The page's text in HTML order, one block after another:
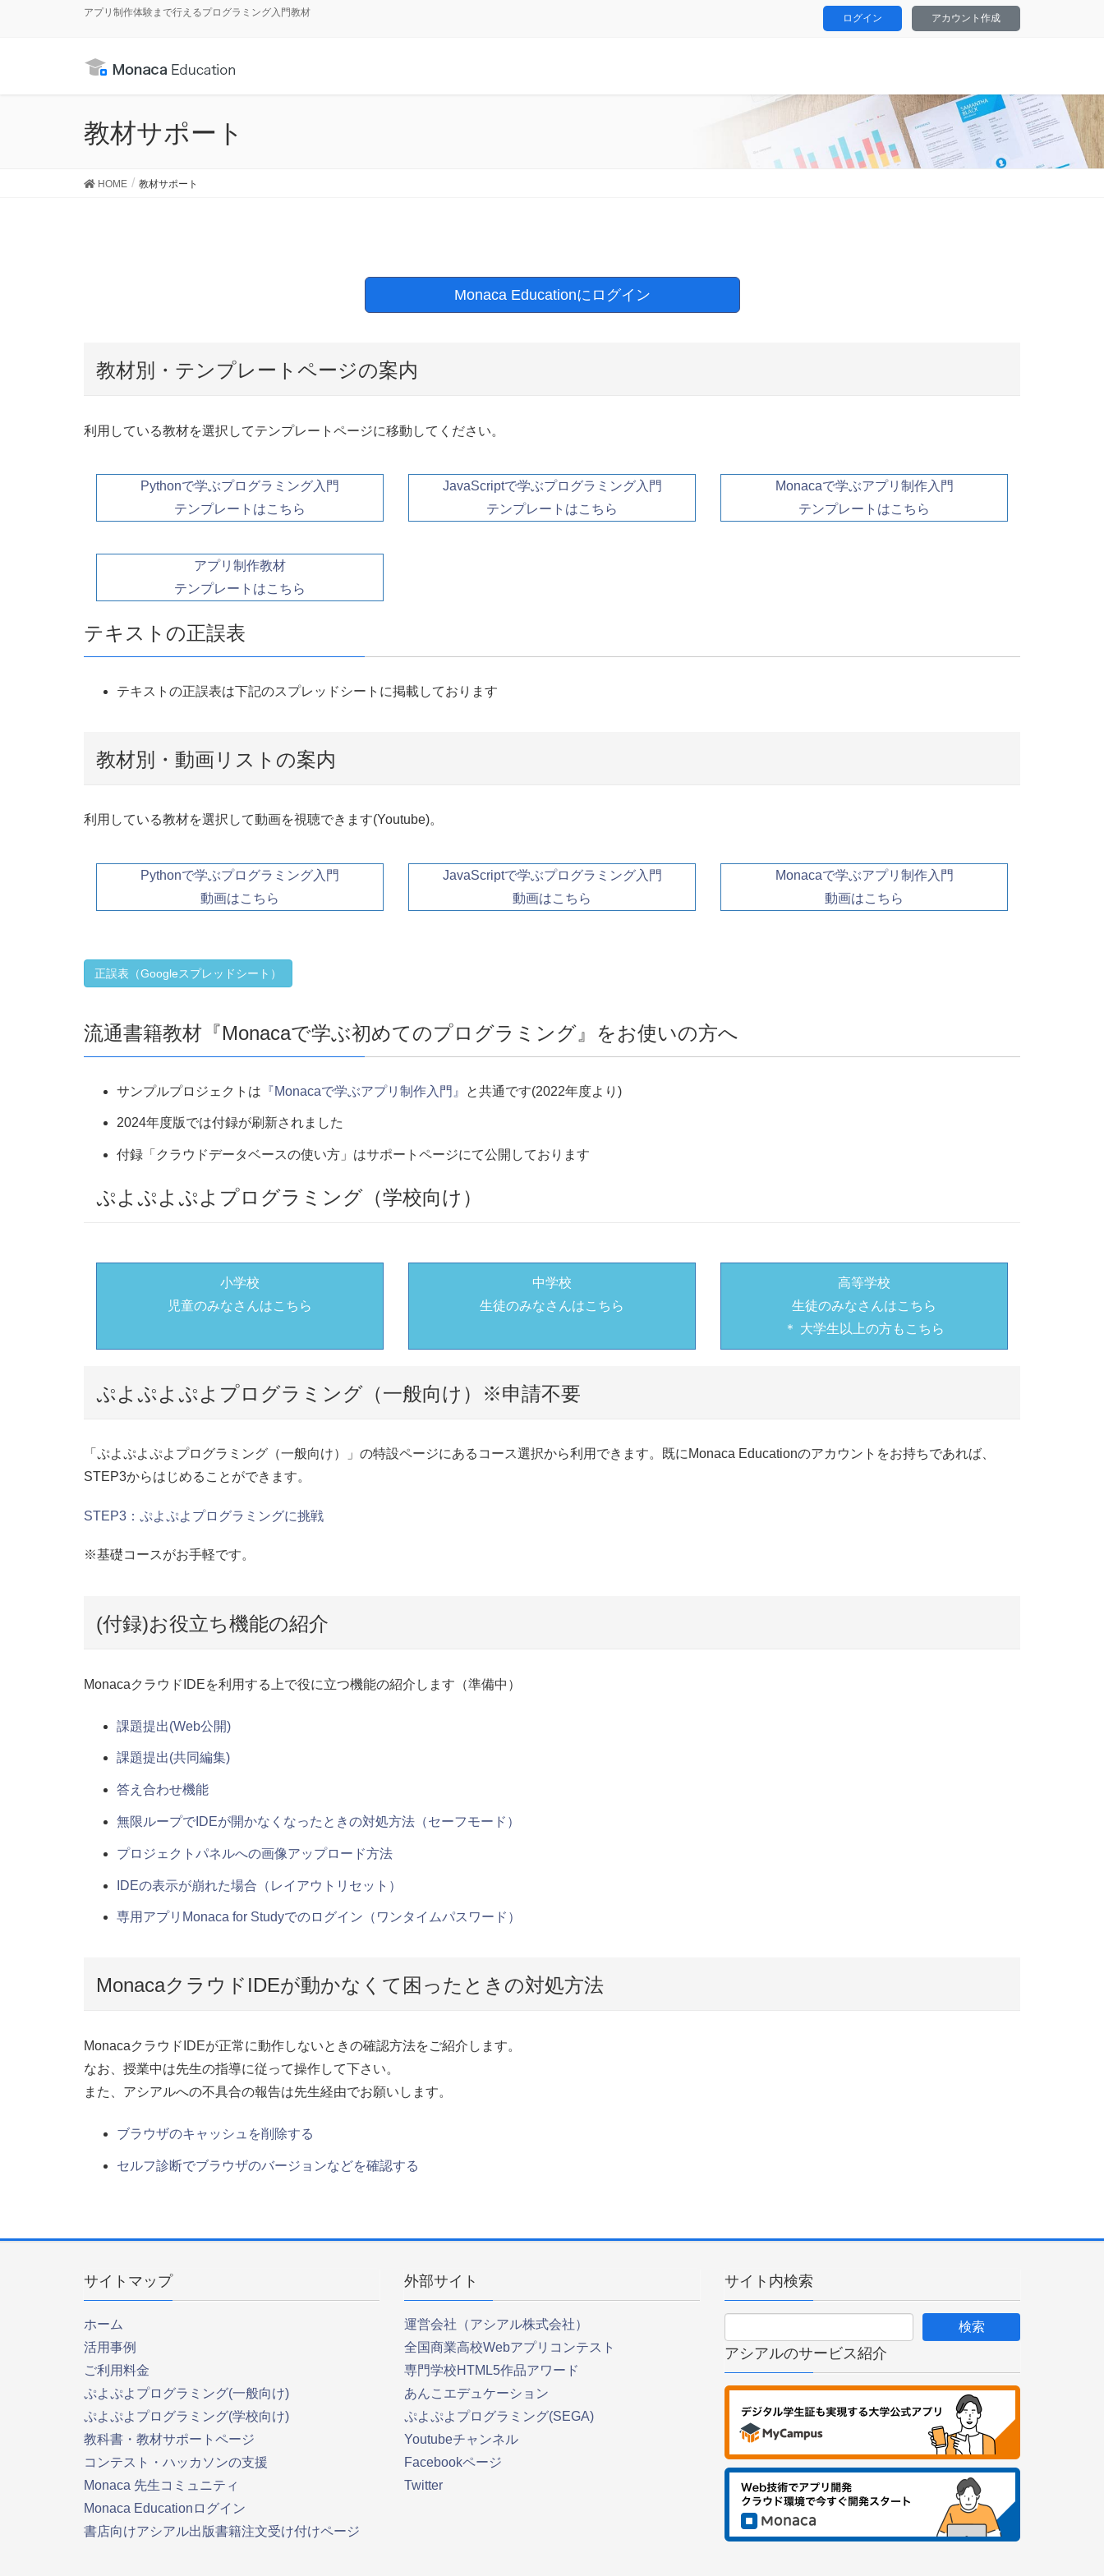
アプリ制作体験まで行えるプログラミング入門教材 ログイン アカウント作成
教材サポート
HOME 教材サポート
Monaca Educationにログイン
教材別・テンプレートページの案内
利用している教材を選択してテンプレートページに移動してください。
Pythonで学ぶプログラミング入門
テンプレートはこちら
JavaScriptで学ぶプログラミング入門
テンプレートはこちら
Monacaで学ぶアプリ制作入門
テンプレートはこちら
アプリ制作教材
テンプレートはこちら
テキストの正誤表
テキストの正誤表は下記のスプレッドシートに掲載しております
教材別・動画リストの案内
利用している教材を選択して動画を視聴できます(Youtube)。
Pythonで学ぶプログラミング入門
動画はこちら
JavaScriptで学ぶプログラミング入門
動画はこちら
Monacaで学ぶアプリ制作入門
動画はこちら
正誤表（Googleスプレッドシート）
流通書籍教材『Monacaで学ぶ初めてのプログラミング』をお使いの方へ
サンプルプロジェクトは 『Monacaで学ぶアプリ制作入門』 と共通です(2022年度より)
2024年度版では付録が刷新されました
付録「クラウドデータベースの使い方」はサポートページにて公開しております
ぷよぷよぷよプログラミング（学校向け）
小学校
児童のみなさんはこちら
中学校
生徒のみなさんはこちら
高等学校
生徒のみなさんはこちら
＊ 大学生以上の方もこちら
ぷよぷよぷよプログラミング（一般向け）※申請不要
「ぷよぷよぷよプログラミング（一般向け）」の特設ページにあるコース選択から利用できます。既にMonaca Educationのアカウントをお持ちであれば、
STEP3からはじめることができます。
STEP3：ぷよぷよプログラミングに挑戦
※基礎コースがお手軽です。
(付録)お役立ち機能の紹介
MonacaクラウドIDEを利用する上で役に立つ機能の紹介します（準備中）
課題提出(Web公開)
課題提出(共同編集)
答え合わせ機能
無限ループでIDEが開かなくなったときの対処方法（セーフモード）
プロジェクトパネルへの画像アップロード方法
IDEの表示が崩れた場合（レイアウトリセット）
専用アプリMonaca for Studyでのログイン（ワンタイムパスワード）
MonacaクラウドIDEが動かなくて困ったときの対処方法
MonacaクラウドIDEが正常に動作しないときの確認方法をご紹介します。
なお、授業中は先生の指導に従って操作して下さい。
また、アシアルへの不具合の報告は先生経由でお願いします。
ブラウザのキャッシュを削除する
セルフ診断でブラウザのバージョンなどを確認する
サイトマップ
ホーム
活用事例
ご利用料金
ぷよぷよプログラミング(一般向け)
ぷよぷよプログラミング(学校向け)
教科書・教材サポートページ
コンテスト・ハッカソンの支援
Monaca 先生コミュニティ
Monaca Educationログイン
書店向けアシアル出版書籍注文受け付けページ
外部サイト
運営会社（アシアル株式会社）
全国商業高校Webアプリコンテスト
専門学校HTML5作品アワード
あんこエデュケーション
ぷよぷよプログラミング(SEGA)
Youtubeチャンネル
Facebookページ
Twitter
サイト内検索
アシアルのサービス紹介